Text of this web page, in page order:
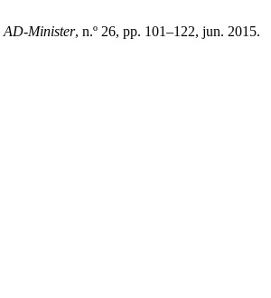
AD-Minister, n.º 26, pp. 101–122, jun. 2015.